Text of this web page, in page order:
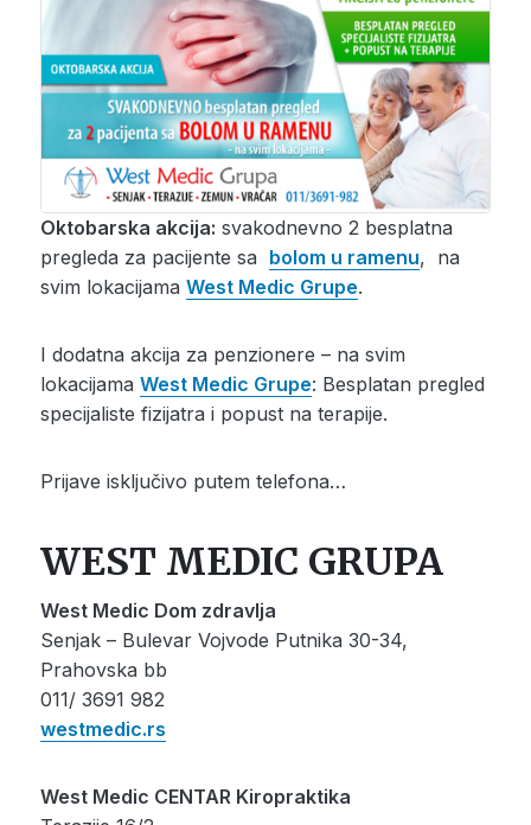
Oktobarska akcija: svakodnevno 2 besplatna
pregleda za pacijente sa bolom u ramenu, na
svim lokacijama West Medic Grupe.
I dodatna akcija za penzionere – na svim
lokacijama West Medic Grupe: Besplatan pregled
specijaliste fizijatra i popust na terapije.
Prijave isključivo putem telefona…
WEST MEDIC GRUPA
West Medic Dom zdravlja
Senjak – Bulevar Vojvode Putnika 30-34,
Prahovska bb
011/ 3691 982
westmedic.rs
West Medic CENTAR Kiropraktika